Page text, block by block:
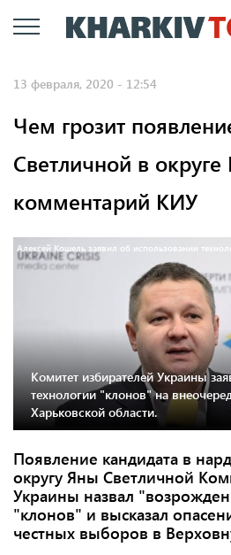
к
13 февраля, 2020 - 12:54
Чем грозит
Светличной в округе
комментарий КИУ
Алексей Кошель заявил об использовании
Комитет избирателей Украины
технологии "клонов" на
Харьковской области.
Появление кандидата в
округу Яны Светличной
Украины назвал
"клонов" и высказал
честных выборов в